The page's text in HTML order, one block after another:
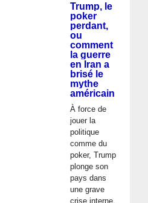
Trump, le
poker
perdant,
ou
comment
la guerre
en Iran a
brisé le
mythe
américain
À force de
jouer la
politique
comme du
poker, Trump
plonge son
pays dans
une grave
crise interne.